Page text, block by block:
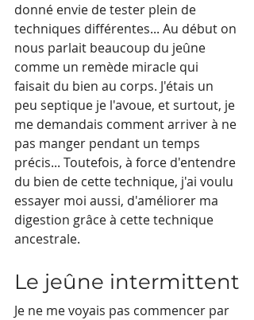
donné envie de tester plein de
techniques différentes... Au début on
nous parlait beaucoup du jeûne
comme un remède miracle qui
faisait du bien au corps. J'étais un
peu septique je l'avoue, et surtout, je
me demandais comment arriver à ne
pas manger pendant un temps
précis... Toutefois, à force d'entendre
du bien de cette technique, j'ai voulu
essayer moi aussi, d'améliorer ma
digestion grâce à cette technique
ancestrale.
Le jeûne intermittent
Je ne me voyais pas commencer par